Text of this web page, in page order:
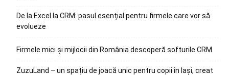
De la Excel la CRM: pasul esențial pentru firmele care vor să
evolueze
Firmele mici și mijlocii din România descoperă softurile CRM
ZuzuLand – un spațiu de joacă unic pentru copii în Iași, creat